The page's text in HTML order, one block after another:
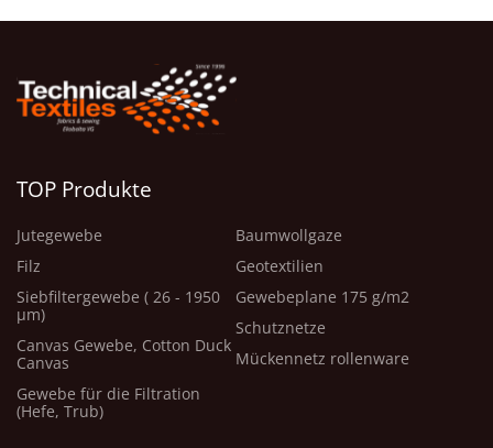
TOP Produkte
Jutegewebe
Filz
Siebfiltergewebe ( 26 - 1950
μm)
Canvas Gewebe, Cotton Duck
Canvas
Gewebe für die Filtration
(Hefe, Trub)
Baumwollgaze
Geotextilien
Gewebeplane 175 g/m2
Schutznetze
Mückennetz rollenware